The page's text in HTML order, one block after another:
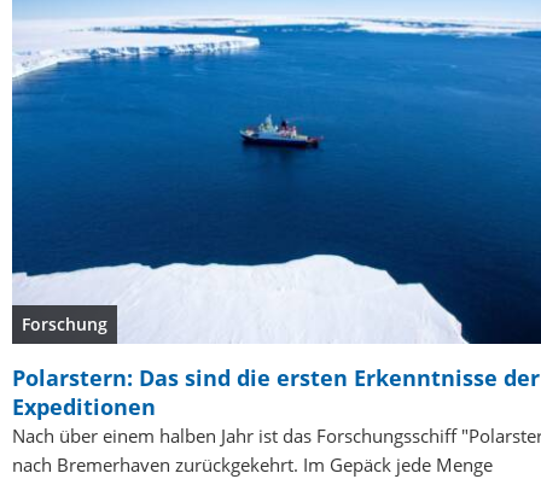
Forschung
Polarstern: Das sind die ersten Erkenntnisse der
Expeditionen
Nach über einem halben Jahr ist das Forschungsschiff
nach Bremerhaven zurückgekehrt. Im Gepäck jede Menge